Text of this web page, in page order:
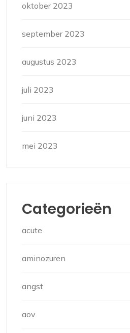
oktober 2023
september 2023
augustus 2023
juli 2023
juni 2023
mei 2023
Categorieën
acute
aminozuren
angst
aov